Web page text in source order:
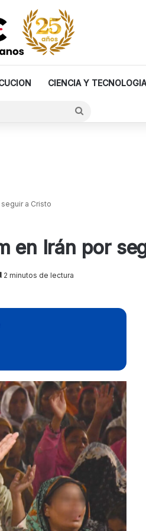
CIENCIA Y
a Cristo
en Irán por
2 minutos de lectura